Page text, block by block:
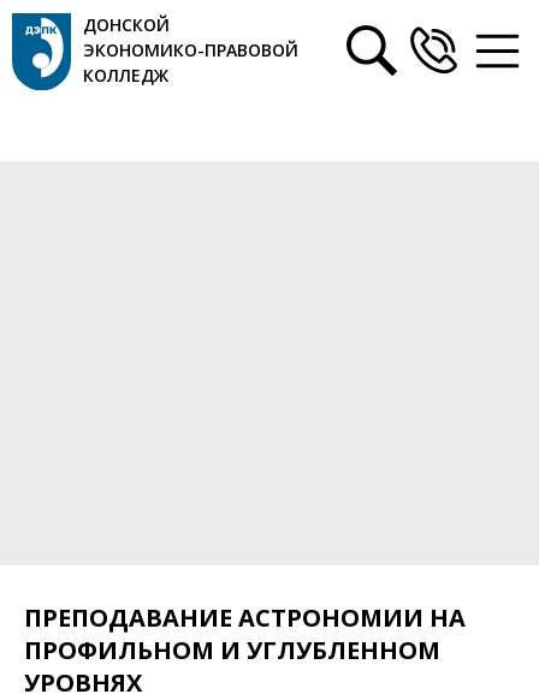
ДОНСКОЙ
ЭКОНОМИКО-ПРАВОВОЙ
КОЛЛЕДЖ
ПРЕПОДАВАНИЕ АСТРОНОМИИ НА
ПРОФИЛЬНОМ И УГЛУБЛЕННОМ
УРОВНЯХ